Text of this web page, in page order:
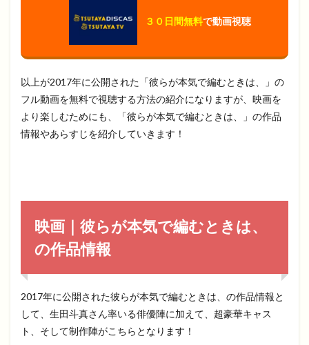
３０日間無料で動画視聴
以上が2017年に公開された「彼らが本気で編むときは、」の
フル動画を無料で視聴する方法の紹介になりますが、映画を
より楽しむためにも、「彼らが本気で編むときは、」の作品
情報やあらすじを紹介していきます！
映画｜彼らが本気で編むときは、
の作品情報
2017年に公開された彼らが本気で編むときは、の作品情報と
して、生田斗真さん率いる俳優陣に加えて、超豪華キャス
ト、そして制作陣がこちらとなります！